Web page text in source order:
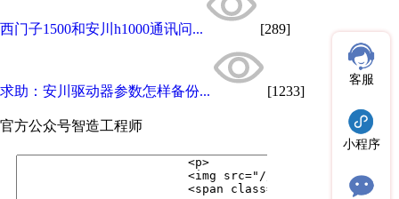
西门子1500和安川h1000通讯问... [289]
求助：安川驱动器参数怎样备份... [1233]
官方公众号智造工程师
客服
小程序